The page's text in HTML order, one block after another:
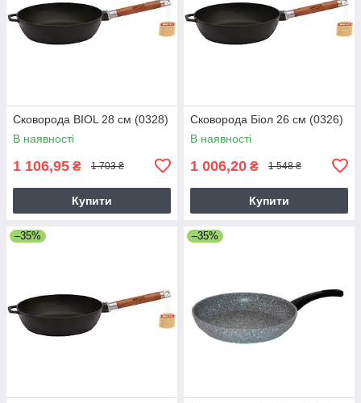
Сковорода BIOL 28 см (0328)
В наявності
1 106,95 ₴ 1 703 ₴
Купити
Сковорода Біол 26 см (0326)
В наявності
1 006,20 ₴ 1 548 ₴
Купити
–35% –35%